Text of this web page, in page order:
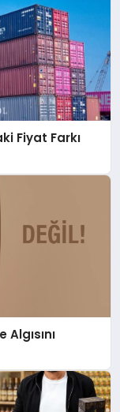
Fiyat Farkı